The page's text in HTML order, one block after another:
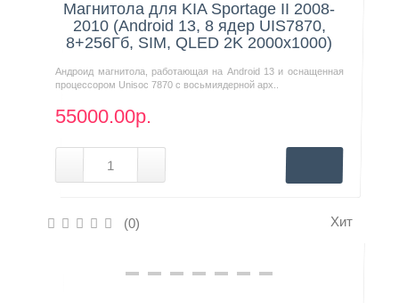
Магнитола для KIA Sportage II 2008-
2010 (Android 13, 8 ядер UIS7870,
8+256Гб, SIM, QLED 2K 2000x1000)
Андроид магнитола, работающая на Android 13 и оснащенная
процессором Unisoc 7870 с восьмиядерной арх..
55000.00р.
(0) Хит
Нашли дешевле?